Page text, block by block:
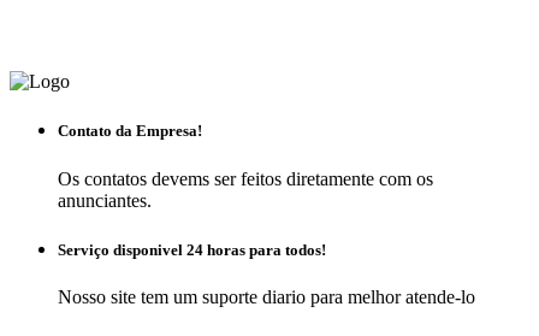
Contato da Empresa!
Os contatos devems ser feitos diretamente com os
anunciantes.
Serviço disponivel 24 horas para todos!
Nosso site tem um suporte diario para melhor atende-lo